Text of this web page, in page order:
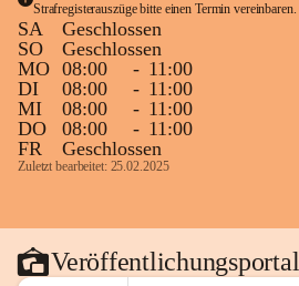
Strafregisterauszüge bitte einen Termin vereinbaren.
SA
Geschlossen
SO
Geschlossen
MO 08:00 - 11:00
DI
08:00 - 11:00
MI
08:00 - 11:00
DO
08:00 - 11:00
FR
Geschlossen
Zuletzt bearbeitet: 25.02.2025
Veröffentlichungsportal